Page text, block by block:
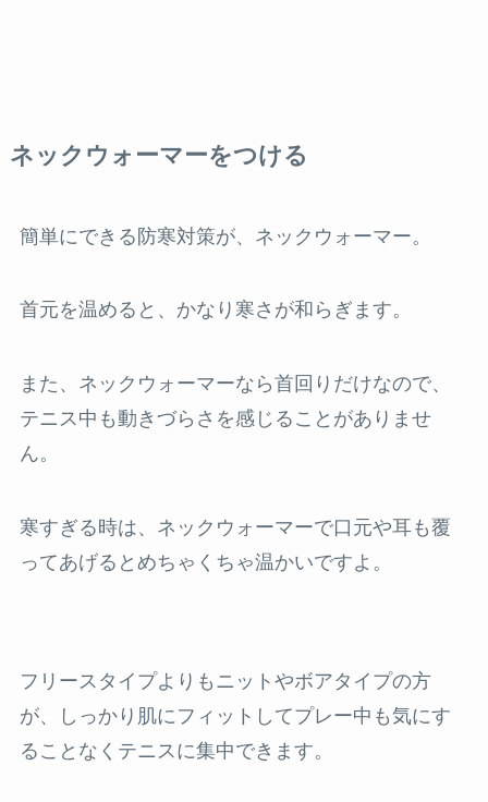
ネックウォーマーをつける
簡単にできる防寒対策が、ネックウォーマー。
首元を温めると、かなり寒さが和らぎます。
また、ネックウォーマーなら首回りだけなので、
テニス中も動きづらさを感じることがありませ
ん。
寒すぎる時は、ネックウォーマーで口元や耳も覆
ってあげるとめちゃくちゃ温かいですよ。
フリースタイプよりもニットやボアタイプの方
が、しっかり肌にフィットしてプレー中も気にす
ることなくテニスに集中できます。